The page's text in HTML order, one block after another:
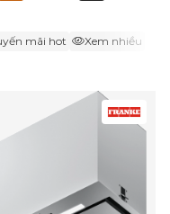
mãi hot Xem nhiều